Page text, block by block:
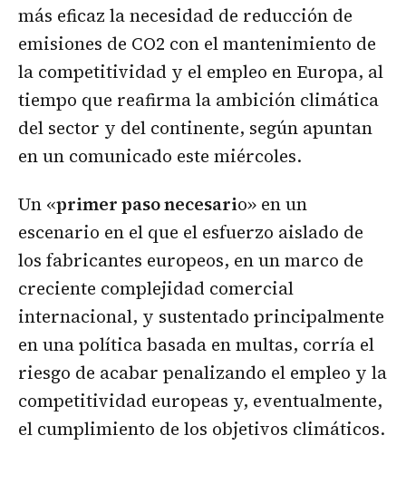
más eficaz la necesidad de reducción de
emisiones de CO2 con el mantenimiento de
la competitividad y el empleo en Europa, al
tiempo que reafirma la ambición climática
del sector y del continente, según apuntan
en un comunicado este miércoles.
Un «primer paso necesario» en un
escenario en el que el esfuerzo aislado de
los fabricantes europeos, en un marco de
creciente complejidad comercial
internacional, y sustentado principalmente
en una política basada en multas, corría el
riesgo de acabar penalizando el empleo y la
competitividad europeas y, eventualmente,
el cumplimiento de los objetivos climáticos.